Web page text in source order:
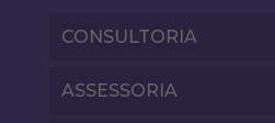
CONSULTORIA
ASSESSORIA